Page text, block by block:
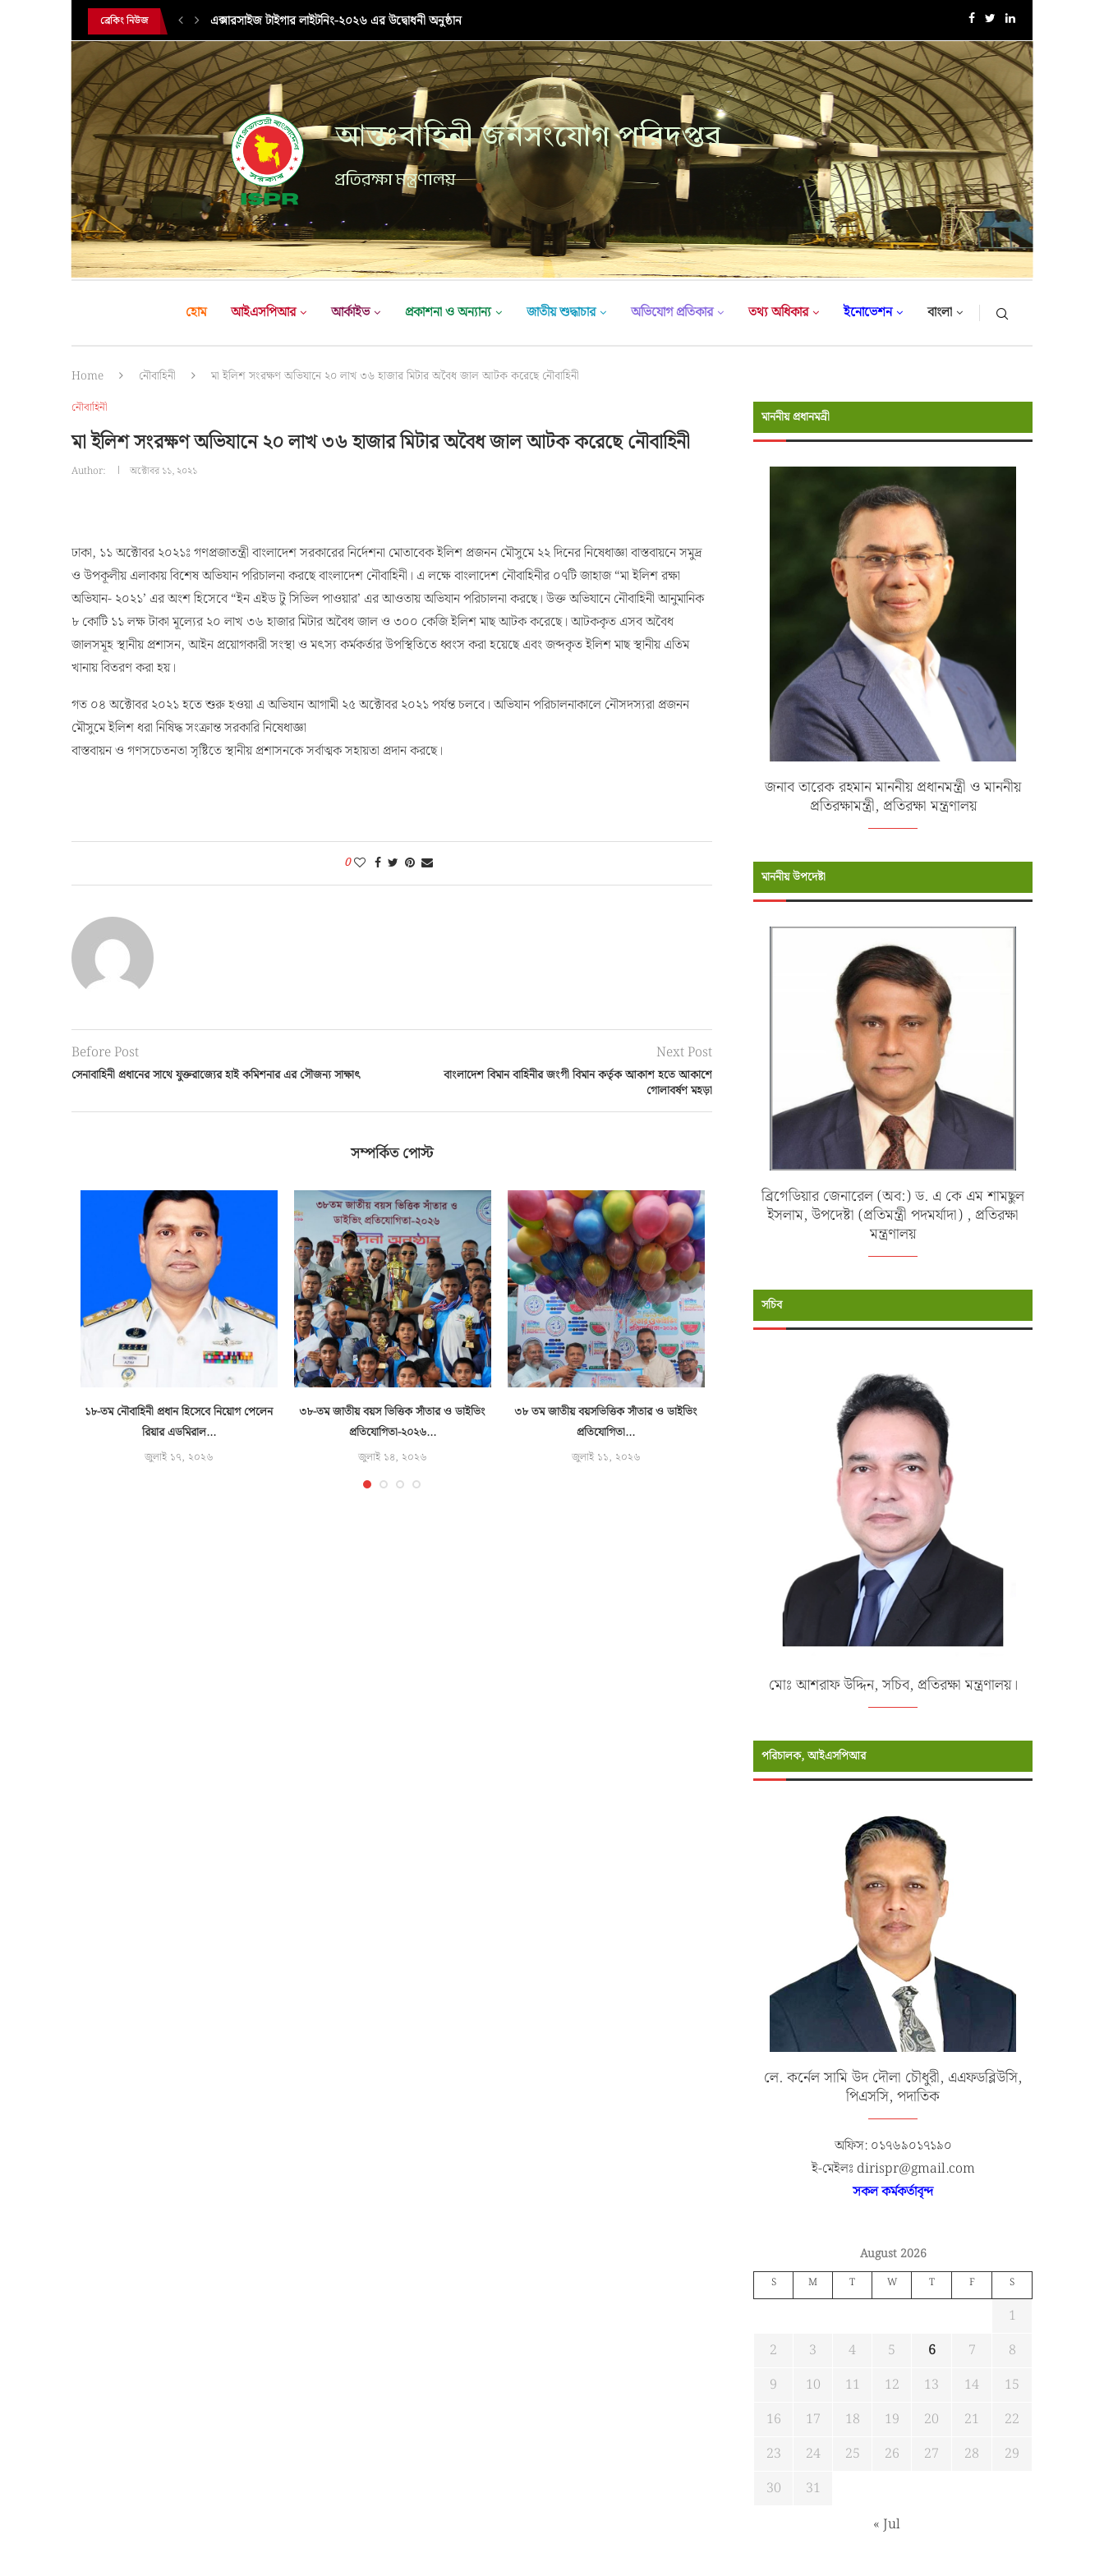
ব্রেকিং নিউজ এক্সারসাইজ টাইগার লাইটনিং-২০২৬ এর উদ্বোধনী অনুষ্ঠান ১৮-তম নৌবাহিনী প্রধান হিসেবে নিয়োগ পেলেন রিয়ার এডমিরাল...
আন্তঃবাহিনী জনসংযোগ পরিদপ্তর
প্রতিরক্ষা মন্ত্রণালয়
হোম আইএসপিআর আর্কাইভ প্রকাশনা ও অন্যান্য জাতীয় শুদ্ধাচার অভিযোগ প্রতিকার তথ্য অধিকার ইনোভেশন বাংলা
Home নৌবাহিনী মা ইলিশ সংরক্ষণ অভিযানে ২০ লাখ ৩৬ হাজার মিটার অবৈধ জাল আটক করেছে নৌবাহিনী
নৌবাহিনী
মা ইলিশ সংরক্ষণ অভিযানে ২০ লাখ ৩৬ হাজার মিটার অবৈধ জাল আটক করেছে নৌবাহিনী
Author: অক্টোবর ১১, ২০২১
ঢাকা, ১১ অক্টোবর ২০২১ঃ গণপ্রজাতন্ত্রী বাংলাদেশ সরকারের নির্দেশনা মোতাবেক ইলিশ প্রজনন মৌসুমে ২২ দিনের নিষেধাজ্ঞা বাস্তবায়নে সমুদ্র
ও উপকূলীয় এলাকায় বিশেষ অভিযান পরিচালনা করছে বাংলাদেশ নৌবাহিনী। এ লক্ষে বাংলাদেশ নৌবাহিনীর ০৭টি জাহাজ “মা ইলিশ রক্ষা
অভিযান- ২০২১’ এর অংশ হিসেবে “ইন এইড টু সিভিল পাওয়ার’ এর আওতায় অভিযান পরিচালনা করছে। উক্ত অভিযানে নৌবাহিনী আনুমানিক
৮ কোটি ১১ লক্ষ টাকা মূল্যের ২০ লাখ ৩৬ হাজার মিটার অবৈধ জাল ও ৩০০ কেজি ইলিশ মাছ আটক করেছে। আটককৃত এসব অবৈধ
জালসমূহ স্থানীয় প্রশাসন, আইন প্রয়োগকারী সংস্থা ও মৎস্য কর্মকর্তার উপস্থিতিতে ধ্বংস করা হয়েছে এবং জব্দকৃত ইলিশ মাছ স্থানীয় এতিম
খানায় বিতরণ করা হয়।
গত ০৪ অক্টোবর ২০২১ হতে শুরু হওয়া এ অভিযান আগামী ২৫ অক্টোবর ২০২১ পর্যন্ত চলবে। অভিযান পরিচালনাকালে নৌসদস্যরা প্রজনন
মৌসুমে ইলিশ ধরা নিষিদ্ধ সংক্রান্ত সরকারি নিষেধাজ্ঞা
বাস্তবায়ন ও গণসচেতনতা সৃষ্টিতে স্থানীয় প্রশাসনকে সর্বাত্মক সহায়তা প্রদান করছে।
0
Before Post
সেনাবাহিনী প্রধানের সাথে যুক্তরাজ্যের হাই কমিশনার এর সৌজন্য সাক্ষাৎ
Next Post
বাংলাদেশ বিমান বাহিনীর জংগী বিমান কর্তৃক আকাশ হতে আকাশে
গোলাবর্ষণ মহড়া
সম্পর্কিত পোস্ট
১৮-তম নৌবাহিনী প্রধান হিসেবে নিয়োগ পেলেন
রিয়ার এডমিরাল...
জুলাই ১৭, ২০২৬
৩৮-তম জাতীয় বয়স ভিত্তিক সাঁতার ও ডাইভিং
প্রতিযোগিতা-২০২৬...
জুলাই ১৪, ২০২৬
৩৮ তম জাতীয় বয়সভিত্তিক সাঁতার ও ডাইভিং
প্রতিযোগিতা...
জুলাই ১১, ২০২৬
বন্যাদুর্গত ও পানিবন্দি মানুষের পাশে বাংলাদেশ
নৌবাহিনী
জুলাই ১১, ২০২৬
মাননীয় প্রধানমন্রী
জনাব তারেক রহমান মাননীয় প্রধানমন্ত্রী ও মাননীয়
প্রতিরক্ষামন্ত্রী, প্রতিরক্ষা মন্ত্রণালয়
মাননীয় উপদেষ্টা
ব্রিগেডিয়ার জেনারেল (অব:) ড. এ কে এম শামছুল
ইসলাম, উপদেষ্টা (প্রতিমন্ত্রী পদমর্যাদা) , প্রতিরক্ষা
মন্ত্রণালয়
সচিব
মোঃ আশরাফ উদ্দিন, সচিব, প্রতিরক্ষা মন্ত্রণালয়।
পরিচালক, আইএসপিআর
লে. কর্নেল সামি উদ দৌলা চৌধুরী, এএফডব্লিউসি,
পিএসসি, পদাতিক
অফিস: ০১৭৬৯০১৭১৯০
ই-মেইলঃ dirispr@gmail.com
সকল কর্মকর্তাবৃন্দ
August 2026
S M T W T F S
1
2
3 4 5 6 7
8
9
10 11 12 13 14
15
16
17 18 19 20 21
22
23
24 25 26 27 28
29
30
31
« Jul